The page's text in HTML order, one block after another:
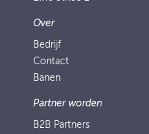
Over
Bedrijf
Contact
Banen
Partner worden
B2B Partners